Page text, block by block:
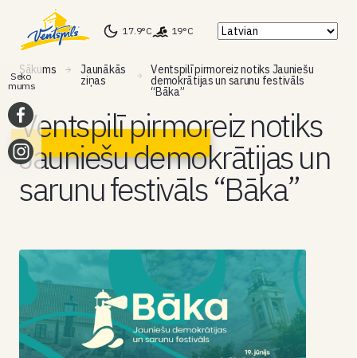
17.9°C 19°C
Sākums Jaunākās
ziņas
Ventspilī pirmoreiz notiks Jauniešu
demokrātijas un sarunu festivāls
“Bāka”
Ventspilī pirmoreiz notiks
Jauniešu demokrātijas un
sarunu festivāls “Bāka”
Seko
mums